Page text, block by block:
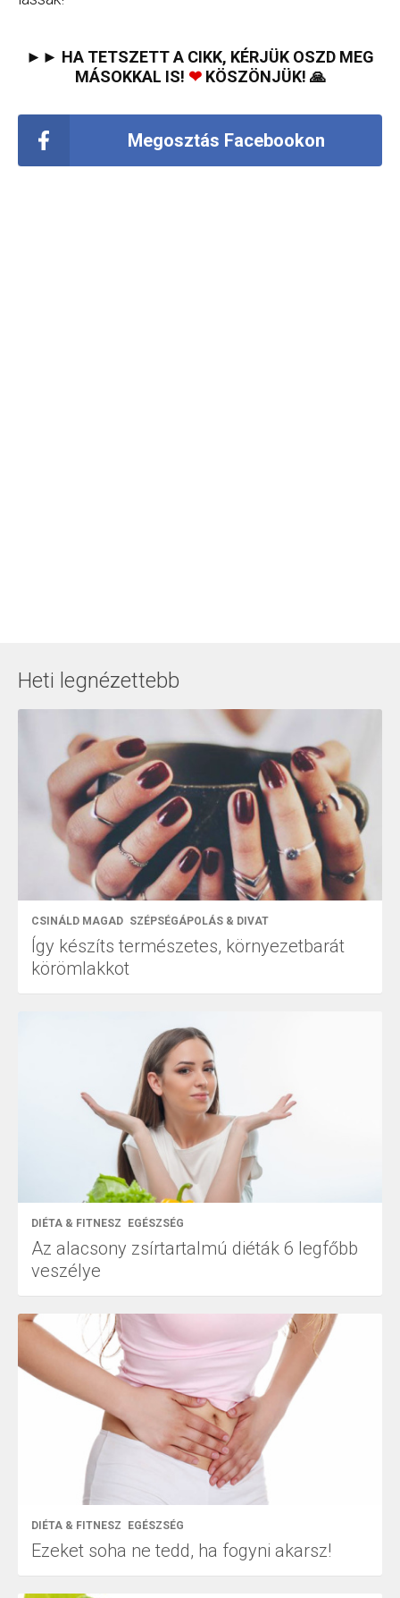
►► HA TETSZETT A CIKK, KÉRJÜK OSZD MEG
MÁSOKKAL IS! ❤KÖSZÖNJÜK! 🙏
Megosztás Facebookon
Heti legnézettebb
CSINÁLD MAGAD SZÉPSÉGÁPOLÁS & DIVAT
Így készíts természetes, környezetbarát
körömlakkot
DIÉTA & FITNESZ EGÉSZSÉG
Az alacsony zsírtartalmú diéták 6 legfőbb
veszélye
DIÉTA & FITNESZ EGÉSZSÉG
Ezeket soha ne tedd, ha fogyni akarsz!